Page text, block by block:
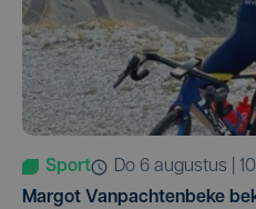
Sport
do 6 augustus |
Margot Vanpachtenbeke